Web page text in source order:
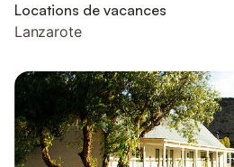
Locations de vacances
Lanzarote